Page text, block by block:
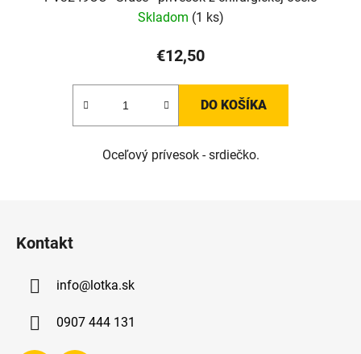
Skladom (1 ks)
€12,50
DO KOŠÍKA
Oceľový prívesok - srdiečko.
Kontakt
info@lotka.sk
0907 444 131